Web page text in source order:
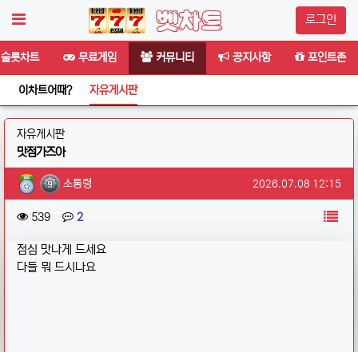
로그인
롯차트 무료게임 커뮤니티 공지사항 포인트존
이차트어때? 자유게시판
자유게시판분류
맛점가즈아
작성자 정보소통령 작성일
2026.07.08 12:15
컨텐츠 정보
539조회 2댓글 목록
본문
점심 맛나게 드세요
다들 뭐 드시나요